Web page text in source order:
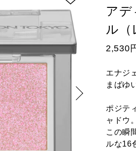
ア
ル（
2,530
エナジ
まばゆ
ポジテ
ャドウ。
この瞬
ルな16